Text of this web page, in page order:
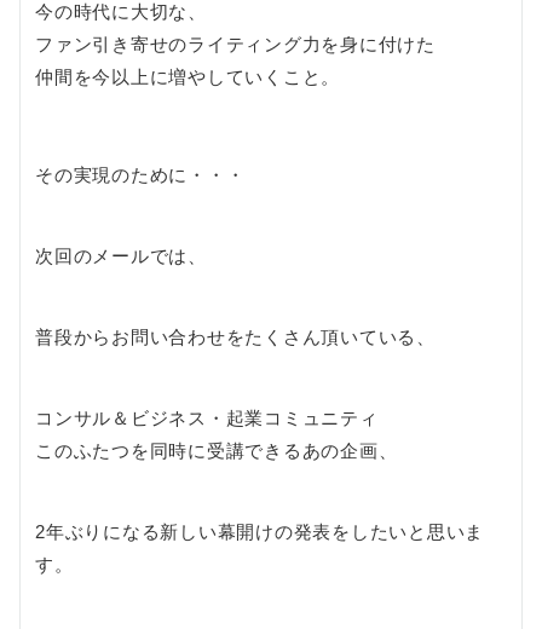
今の時代に大切な、
ファン引き寄せのライティング力を身に付けた
仲間を今以上に増やしていくこと。
その実現のために・・・
次回のメールでは、
普段からお問い合わせをたくさん頂いている、
コンサル＆ビジネス・起業コミュニティ
このふたつを同時に受講できるあの企画、
2年ぶりになる新しい幕開けの発表をしたいと思いま
す。